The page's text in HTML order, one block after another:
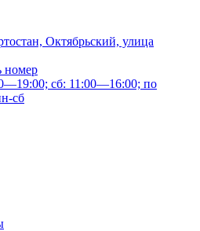
Октябрьский, улица
номер
сб: 11:00—16:00; по
сб